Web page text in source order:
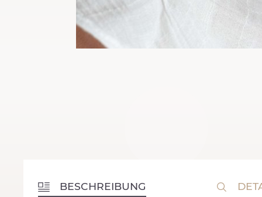
BESCHREIBUNG